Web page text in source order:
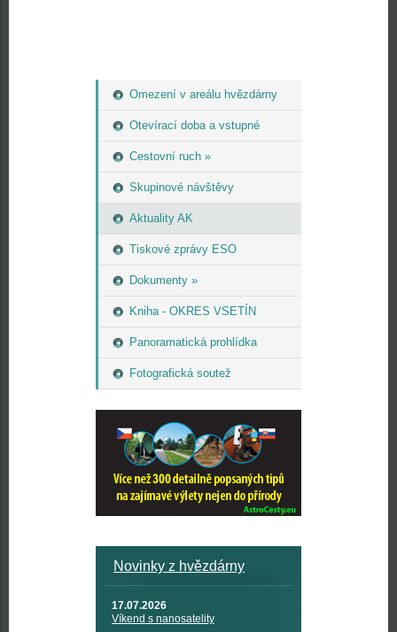
Omezení v areálu hvězdárny
Otevírací doba a vstupné
Cestovní ruch »
Skupinové návštěvy
Aktuality AK
Tiskové zprávy ESO
Dokumenty »
Kniha - OKRES VSETÍN
Panoramatická prohlídka
Fotografická soutež
Novinky z hvězdárny
17.07.2026
Víkend s nanosatelity